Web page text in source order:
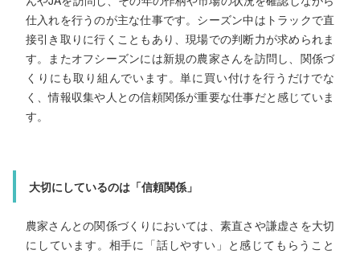
仕入れを行うのが主な仕事です。シーズン中はトラックで直
接引き取りに行くこともあり、現場での判断力が求められま
す。またオフシーズンには新規の農家さんを訪問し、関係づ
くりにも取り組んでいます。単に買い付けを行うだけでな
く、情報収集や人との信頼関係が重要な仕事だと感じていま
す。
大切にしているのは「信頼関係」
農家さんとの関係づくりにおいては、素直さや謙虚さを大切
にしています。相手に「話しやすい」と感じてもらうこと
大学では農業や食品に関わる分野を学んでいたこと
その知識を活かせる仕事に就きたいと考えていまし
山といえば梅とみかんですが、自分自身がみかんの
だったこともあり、みかんに関わる仕事を中心に
た。食べることが好きで、「つくる側」に携わりた
たことがきっかけです。